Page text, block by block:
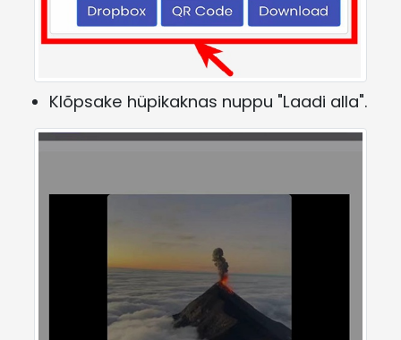
Klõpsake hüpikaknas nuppu "Laadi alla".